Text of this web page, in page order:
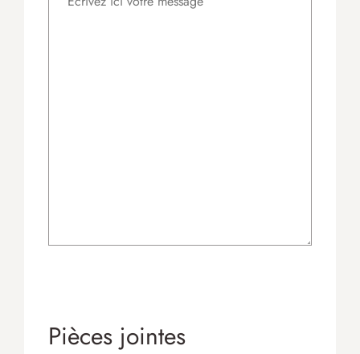
Pièces jointes